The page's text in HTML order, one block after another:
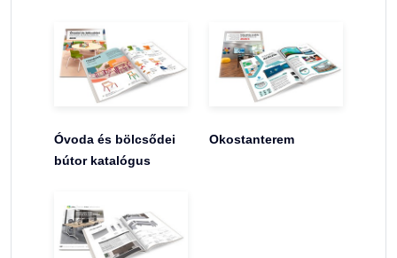
Óvoda és bölcsődei
bútor katalógus
Okostanterem